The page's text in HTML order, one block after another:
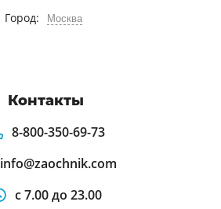
Город: Москва
Контакты
8-800-350-69-73
info@zaochnik.com
с 7.00 до 23.00